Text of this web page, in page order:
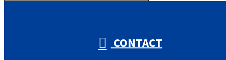
CONTACT